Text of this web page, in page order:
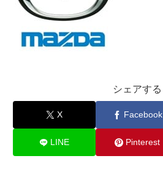
シェアする
X Facebook
LINE Pinterest